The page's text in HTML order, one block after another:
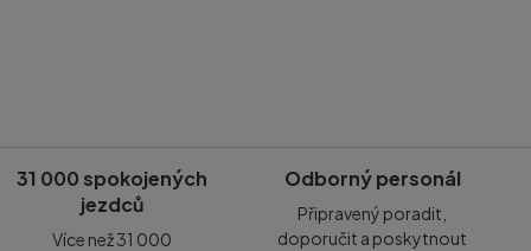
31 000 spokojených
jezdců
Více než 31 000
Odborný personál
Připravený poradit,
doporučit a poskytnout